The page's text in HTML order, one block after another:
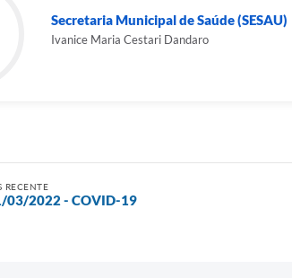
Secretaria Municipal de Saúde (SESAU)
Ivanice Maria Cestari Dandaro
RECENTE
03/2022 - COVID-19